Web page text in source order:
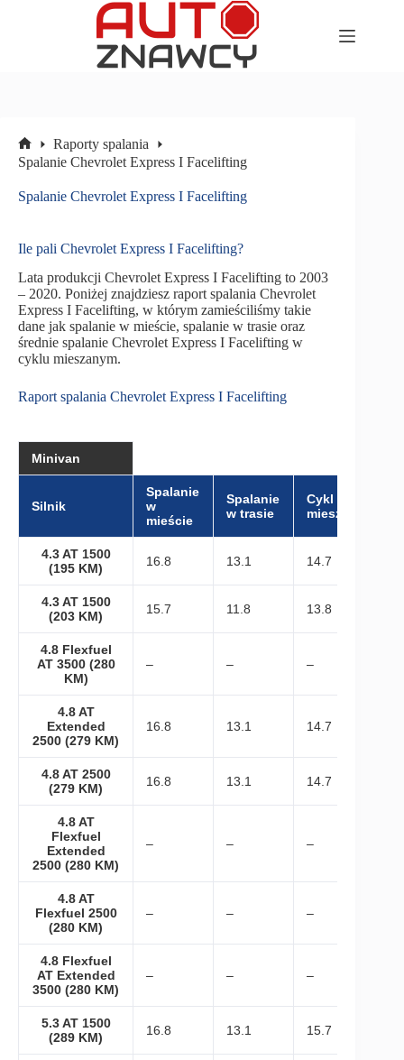
Strona
główna
Raporty spalania
Spalanie Chevrolet Express I Facelifting
Spalanie Chevrolet Express I Facelifting
Ile pali Chevrolet Express I Facelifting?
Lata produkcji Chevrolet Express I Facelifting to 2003
– 2020. Poniżej znajdziesz raport spalania Chevrolet
Express I Facelifting, w którym zamieściliśmy takie
dane jak spalanie w mieście, spalanie w trasie oraz
średnie spalanie Chevrolet Express I Facelifting w
cyklu mieszanym.
Raport spalania Chevrolet Express I Facelifting
Minivan
Silnik
Spalanie
w
mieście
Spalanie
w trasie
Cykl
mieszany
4.3 AT 1500
(195 KM)
16.8 13.1 14.7
4.3 AT 1500
(203 KM)
15.7 11.8 13.8
4.8 Flexfuel
AT 3500 (280
KM)
– – –
4.8 AT
Extended
2500 (279 KM)
16.8 13.1 14.7
4.8 AT 2500
(279 KM)
16.8 13.1 14.7
4.8 AT
Flexfuel
Extended
2500 (280 KM)
– – –
4.8 AT
Flexfuel 2500
(280 KM)
– – –
4.8 Flexfuel
AT Extended
3500 (280 KM)
– – –
5.3 AT 1500
(289 KM)
16.8 13.1 15.7